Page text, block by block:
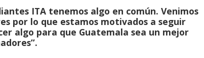
ITA tenemos algo en común. Venimos
por lo que estamos motivados a seguir
algo para que Guatemala sea un mejor